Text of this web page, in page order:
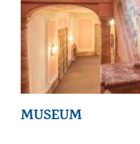
MUSEUM